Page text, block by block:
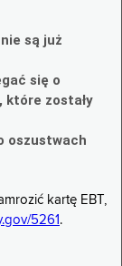
są już
się o
które zostały
oszustwach
kartę EBT,
5261 .